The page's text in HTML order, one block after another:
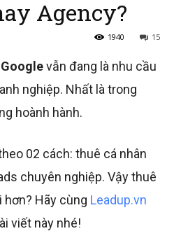
Agency?
15
1940
vẫn đang là nhu cầu
nghiệp. Nhất là trong
hoành hành.
02 cách: thuê cá nhân
chuyên nghiệp. Vậy thuê
Hãy cùng Leadup.vn
viết này nhé!